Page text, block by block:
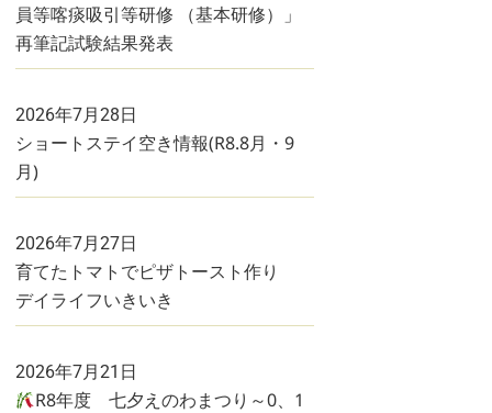
員等喀痰吸引等研修 （基本研修）」
再筆記試験結果発表
2026年7月28日
ショートステイ空き情報(R8.8月・9
月)
2026年7月27日
育てたトマトでピザトースト作り
デイライフいきいき
2026年7月21日
R8年度 七夕えのわまつり～0、1